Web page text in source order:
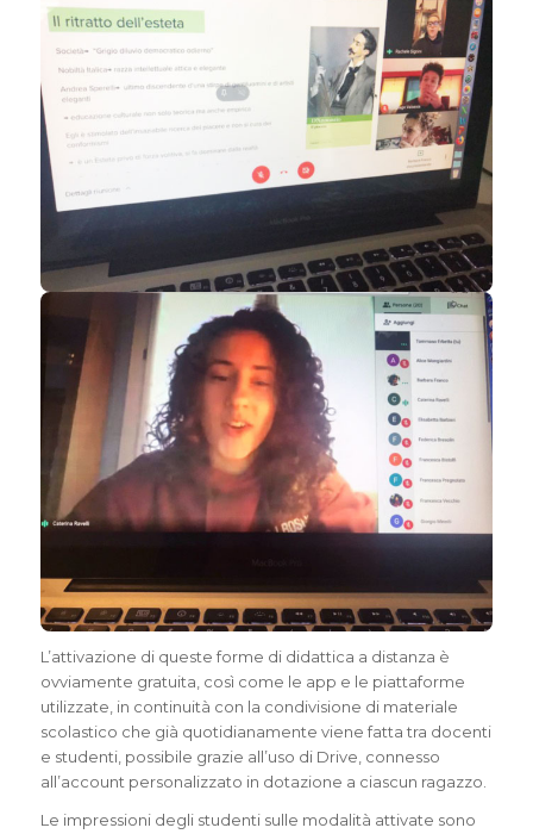
L’attivazione di queste forme di didattica a distanza è
ovviamente gratuita, così come le app e le piattaforme
utilizzate, in continuità con la condivisione di materiale
scolastico che già quotidianamente viene fatta tra docenti
e studenti, possibile grazie all’uso di Drive, connesso
all’account personalizzato in dotazione a ciascun ragazzo.
Le impressioni degli studenti sulle modalità attivate sono